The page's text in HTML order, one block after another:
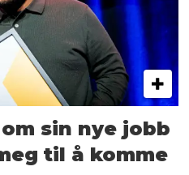
sin nye jobb
til å komme